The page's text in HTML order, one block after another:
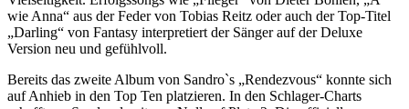
wie Anna“ aus der Feder von Tobias Reitz oder auch der Top-Titel
„Darling“ von Fantasy interpretiert der Sänger auf der Deluxe
Version neu und gefühlvoll.
Bereits das zweite Album von Sandro`s „Rendezvous“ konnte sich
auf Anhieb in den Top Ten platzieren. In den Schlager-Charts